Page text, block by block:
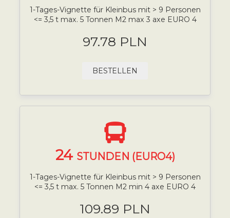
1-Tages-Vignette für Kleinbus mit > 9 Personen
<= 3,5 t max. 5 Tonnen M2 max 3 axe EURO 4
97.78 PLN
BESTELLEN
24 STUNDEN (EURO4)
1-Tages-Vignette für Kleinbus mit > 9 Personen
<= 3,5 t max. 5 Tonnen M2 min 4 axe EURO 4
109.89 PLN